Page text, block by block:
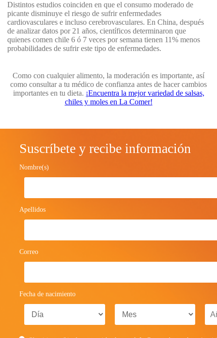
Distintos estudios coinciden en que el consumo moderado de
picante disminuye el riesgo de sufrir enfermedades
cardiovasculares e incluso cerebrovasculares. En China, después
de analizar datos por 21 años, científicos determinaron que
quienes comen chile 6 ó 7 veces por semana tienen 11% menos
probabilidades de sufrir este tipo de enfermedades.
Como con cualquier alimento, la moderación es importante, así
como consultar a tu médico de confianza antes de hacer cambios
importantes en tu dieta. ¡Encuentra la mejor variedad de salsas,
chiles y moles en La Comer!
Suscríbete y recibe información
Nombre(s)
Apellidos
Correo
Fecha de nacimiento